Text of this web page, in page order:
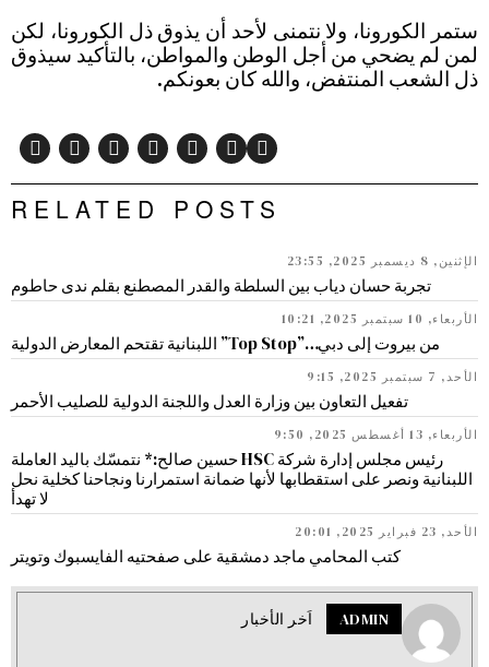
ستمر الكورونا، ولا نتمنى لأحد أن يذوق ذل الكورونا، لكن
لمن لم يضحي من أجل الوطن والمواطن، بالتأكيد سيذوق
ذل الشعب المنتفض، والله كان بعونكم.
RELATED POSTS
الإثنين, 8 ديسمبر 2025, 23:55
تجربة حسان دياب بين السلطة والقدر المصطنع بقلم ندى حاطوم
الأربعاء, 10 سبتمبر 2025, 10:21
من بيروت إلى دبي…”Top Stop” اللبنانية تقتحم المعارض الدولية
الأحد, 7 سبتمبر 2025, 9:15
تفعيل التعاون بين وزارة العدل واللجنة الدولية للصليب الأحمر
الأربعاء, 13 أغسطس 2025, 9:50
رئيس مجلس إدارة شركة HSC حسين صالح:* نتمسّك باليد العاملة
اللبنانية ونصر على استقطابها لأنها ضمانة استمرارنا ونجاحنا كخلية نحل
لا تهدأ
الأحد, 23 فبراير 2025, 20:01
كتب المحامي ماجد دمشقية على صفحتيه الفايسبوك وتويتر
ADMIN اَخر الأخبار